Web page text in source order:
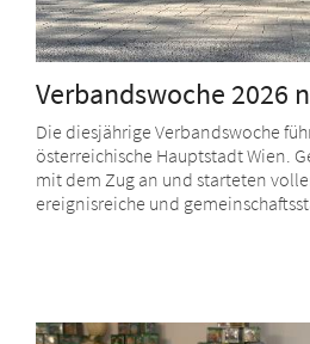
Verbandswoche 2026
Die diesjährige Verbandswoche
österreichische Hauptstadt Wien.
mit dem Zug an und starteten
ereignisreiche und